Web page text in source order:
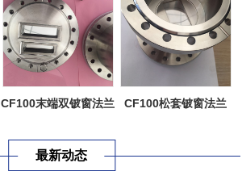
CF100末端双铍窗法兰 CF100松套铍窗法兰
最新动态